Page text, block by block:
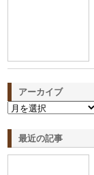
アーカイブ
最近の記事